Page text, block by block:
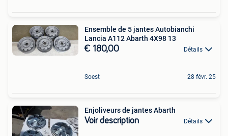
Ensemble de 5 jantes Autobianchi
Lancia A112 Abarth 4X98 13
€ 180,00 Détails
Soest 28 févr. 25
Enjoliveurs de jantes Abarth
Voir description Détails